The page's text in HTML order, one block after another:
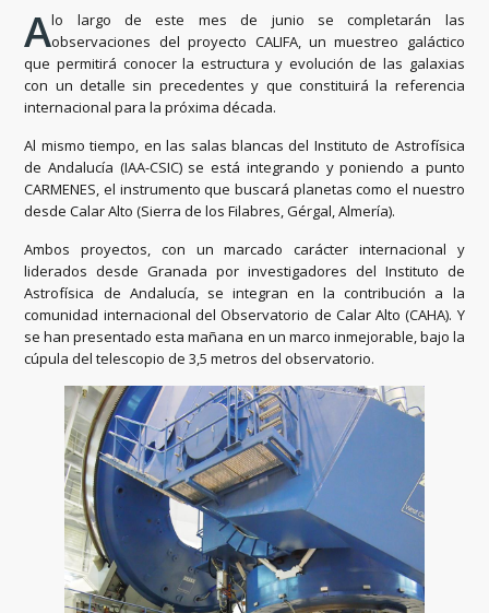
Alo largo de este mes de junio se completarán las
observaciones del proyecto CALIFA, un muestreo galáctico
que permitirá conocer la estructura y evolución de las galaxias
con un detalle sin precedentes y que constituirá la referencia
internacional para la próxima década.
Al mismo tiempo, en las salas blancas del Instituto de Astrofísica
de Andalucía (IAA-CSIC) se está integrando y poniendo a punto
CARMENES, el instrumento que buscará planetas como el nuestro
desde Calar Alto (Sierra de los Filabres, Gérgal, Almería).
Ambos proyectos, con un marcado carácter internacional y
liderados desde Granada por investigadores del Instituto de
Astrofísica de Andalucía, se integran en la contribución a la
comunidad internacional del Observatorio de Calar Alto (CAHA). Y
se han presentado esta mañana en un marco inmejorable, bajo la
cúpula del telescopio de 3,5 metros del observatorio.